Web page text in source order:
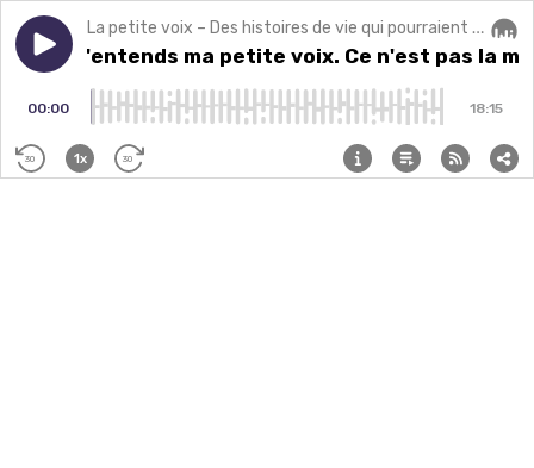
Play episode[Solo] J'entends ma petite voix. Ce n'est pas la
La petite voix – Des histoires de vie qui pourraient changer la vôtre.
[Solo] J'entends ma petite voix. Ce n'est pas la
00:00 18:15
30 1x 30